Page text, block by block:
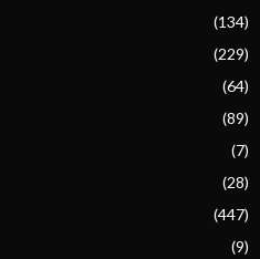
(134)
(229)
(64)
(89)
(7)
(28)
(447)
(9)